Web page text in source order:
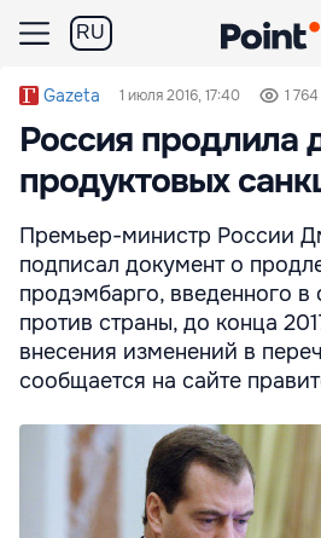
RU
Gazeta 1 июля 2016, 17:40 1 764
Россия продлила
продуктовых
Премьер-министр России
подписал документ о
продэмбарго, введенного в
против страны, до конца
внесения изменений в
сообщается на сайте